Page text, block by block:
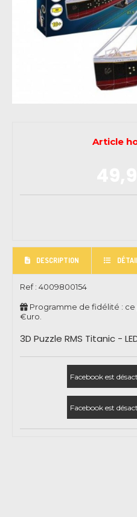
Article
DESCRIPTION
Ref : 4009800154
Programme de fidélité :
€uro.
3D Puzzle RMS Titanic -
Facebook est
Facebook est